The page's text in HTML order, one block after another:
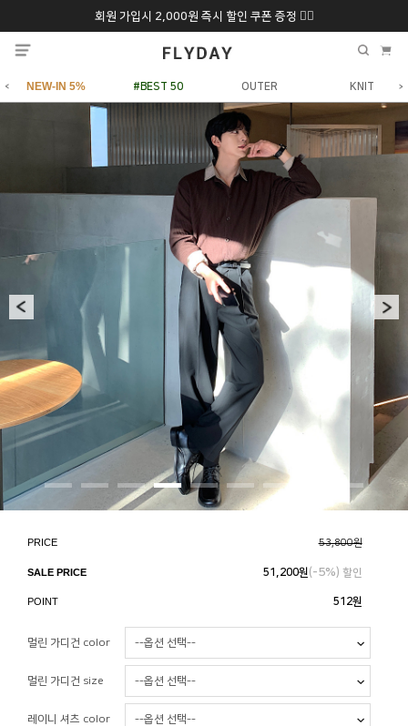
회원 가입시 2,000원 즉시 할인 쿠폰 증정 ❤️‍🔥
추석 특별 할인 10~20% 9/6 화 ~ 9/12월
NEW-IN 5% #BEST 50 OUTER KNIT
PRICE 53,800원
SALE PRICE 51,200원(-5%) 할인
POINT 512원
멀린 가디건 color
멀린 가디건 size
레이니 셔츠 color